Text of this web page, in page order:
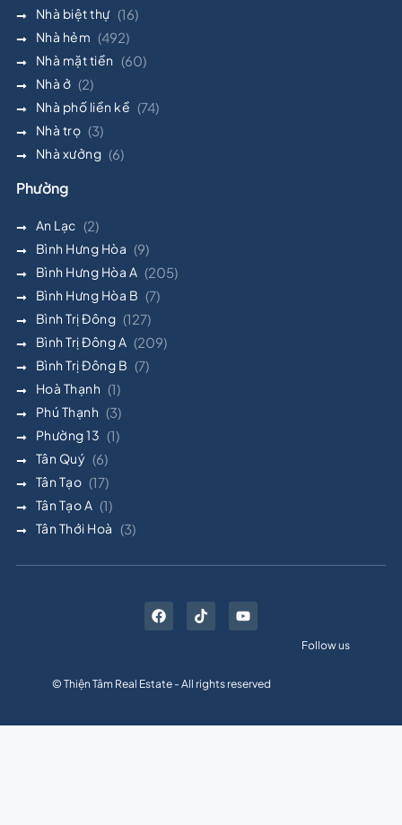
Nhà biệt thự (16)
Nhà hẻm (492)
Nhà mặt tiền (60)
Nhà ở (2)
Nhà phố liền kề (74)
Nhà trọ (3)
Nhà xưởng (6)
Phường
An Lạc (2)
Bình Hưng Hòa (9)
Bình Hưng Hòa A (205)
Bình Hưng Hòa B (7)
Bình Trị Đông (127)
Bình Trị Đông A (209)
Bình Trị Đông B (7)
Hoà Thạnh (1)
Phú Thạnh (3)
Phường 13 (1)
Tân Quý (6)
Tân Tạo (17)
Tân Tạo A (1)
Tân Thới Hoà (3)
© Thiện Tâm Real Estate - All rights reserved
Follow us